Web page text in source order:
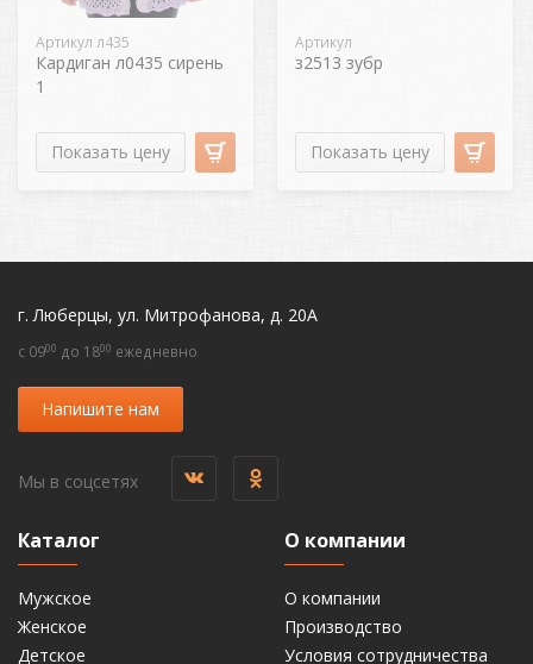
Артикул л435
Кардиган л0435 сирень
1
Показать цену
Артикул
з2513 зубр
Показать цену
г. Люберцы, ул. Митрофанова, д. 20А
c 0900 до 1800 ежедневно
Напишите нам
Мы в соцсетях
Каталог
Мужское
Женское
Детское
О компании
О компании
Производство
Условия сотрудничества